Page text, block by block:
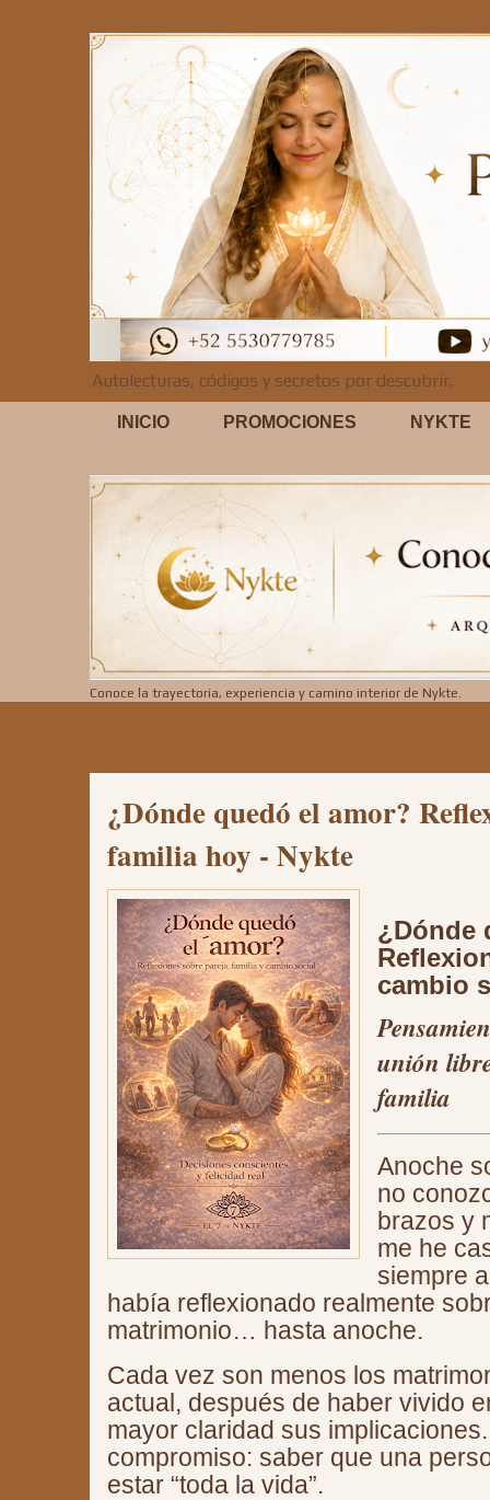
Autolecturas, códigos y secretos por descubrir.
INICIO PROMOCIONES NYKTE
Conoce la trayectoria, experiencia y camino interior de Nykte.
¿Dónde quedó el amor?
familia hoy - Nykte
¿Dónde
cambio
unión
familia
Anoche
no
brazos y
me he
siempre
había reflexionado realmente
matrimonio… hasta anoche.
Cada vez son menos los
actual, después de haber vivido
mayor claridad sus
compromiso: saber que una
estar “toda la vida”.